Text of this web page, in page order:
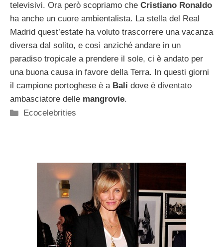
televisivi. Ora però scopriamo che Cristiano Ronaldo
ha anche un cuore ambientalista. La stella del Real
Madrid quest’estate ha voluto trascorrere una vacanza
diversa dal solito, e così anziché andare in un
paradiso tropicale a prendere il sole, ci è andato per
una buona causa in favore della Terra. In questi giorni
il campione portoghese è a Bali dove è diventato
ambasciatore delle mangrovie.
Categorie
Ecocelebrities